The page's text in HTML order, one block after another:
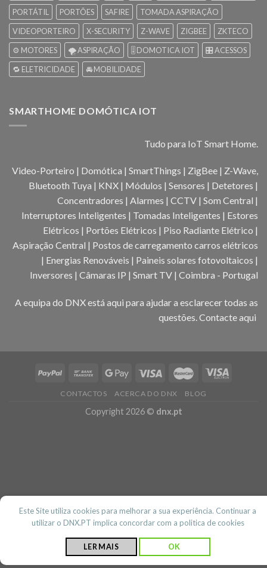
PORTÁTIL
PORTÕES SAFIRE
TOMADA ASPIRAÇÃO
VIDEOPORTEIRO
X-SECURITY Z-WAVE ZIGBEE
ZKTECO
⚙️ MOTORES
🌪️ ASPIRAÇÃO 🎚️ DOMOTICA IOT
🎛️ ACESSOS
🔁 ELETRICIDADE
🚘 MOBILIDADE
SMARTHOME DOMÓTICA IOT
Tudo para IoT Smart Home.
Video-Porteiro | Domótica | SmartThings | ZigBee | Z-Wave,
Bluetooth Tuya | KNX | Módulos | Sensores | Detetores |
Concentradores | Alarmes | CCTV | Som Central |
Interruptores Inteligentes | Tomadas Inteligentes | Estores
Elétricos | Portões Elétricos | Piso Radiante Elétrico |
Aspiração Central | Postos de carregamento carros elétricos
| Energias Renováveis | Paineis solares fotovoltaicos |
Inversores | Câmaras IP | Smart TV | Coimbra - Portugal
A equipa do DNX está aqui para ajudar a esclarecer todas as
questões.Contacte aqui
CONTACTOS ACERCA DO DNX BLOG
Copyright 2026 © dnx.pt
Este Site utiliza cookies para melhorar a sua experiência. Continuar a
utilizar o DNX.PT implica concordar com a politica de cookies